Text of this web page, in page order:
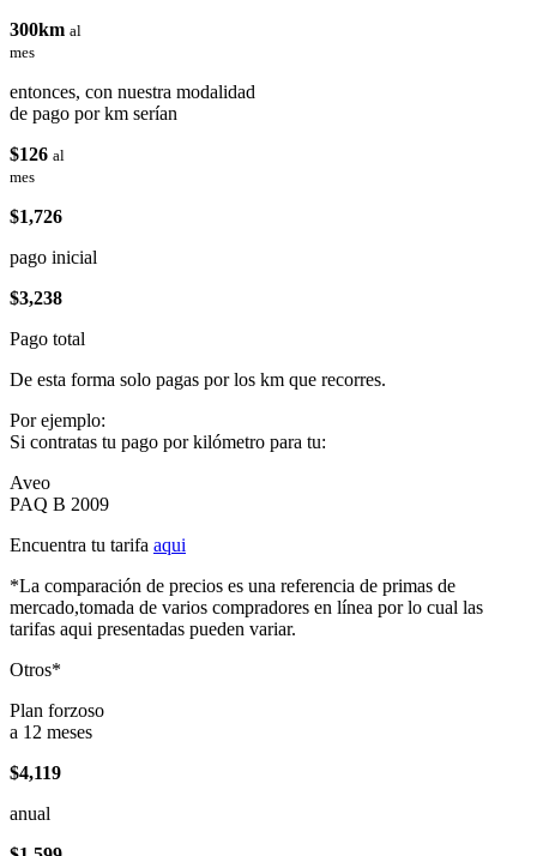
300km al
mes
entonces, con nuestra modalidad
de pago por km serían
$126 al
mes
$1,726
pago inicial
$3,238
Pago total
De esta forma solo pagas por los km que recorres.
Por ejemplo:
Si contratas tu pago por kilómetro para tu:
Aveo
PAQ B 2009
Encuentra tu tarifa aqui
*La comparación de precios es una referencia de primas de
mercado,tomada de varios compradores en línea por lo cual las
tarifas aqui presentadas pueden variar.
Otros*
Plan forzoso
a 12 meses
$4,119
anual